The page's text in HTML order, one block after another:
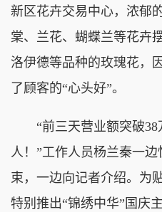
新区花卉交易中心，浓郁
棠、兰花、蝴蝶兰等花卉
洛伊德等品种的玫瑰花，
了顾客的“心头好”。
“前三天营业额突破38
人！”工作人员杨兰秦一
束，一边向记者介绍。为
特别推出“锦绣中华”国庆